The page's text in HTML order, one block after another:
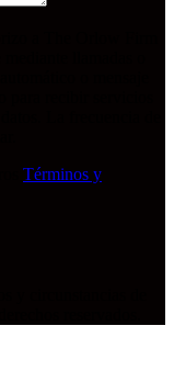
Términos y